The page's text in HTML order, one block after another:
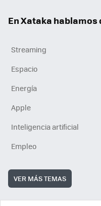
En Xataka hablamos
Streaming
Espacio
Energía
Apple
Inteligencia artificial
Empleo
VER MÁS TEMAS